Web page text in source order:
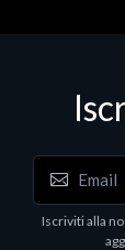
Iscriviti alla